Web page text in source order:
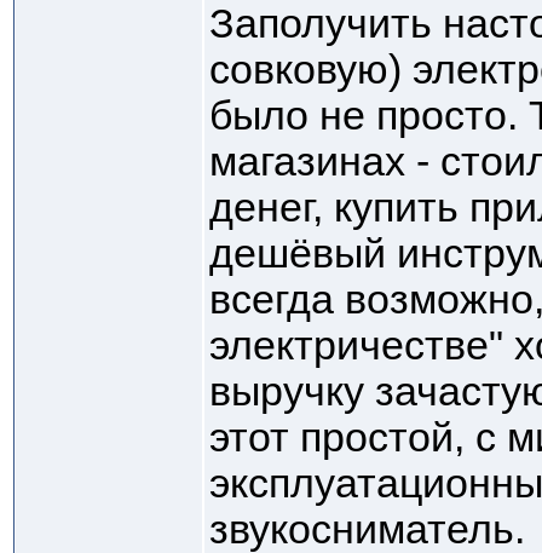
Заполучить
совковую)
было не просто.
магазинах -
денег, купить
дешёвый
всегда
электричестве"
выручку
этот простой, с
звукосниматель.